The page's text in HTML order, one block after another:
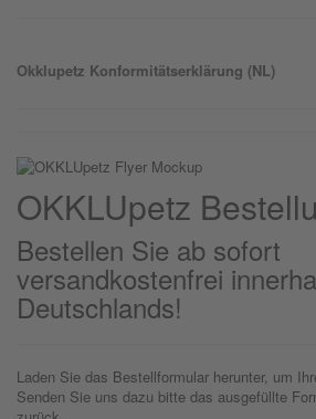
Okklupetz Konformitätserklärung (NL)
OKKLUpetz
Bestellen Sie ab sofort
versandkostenfrei
Deutschlands!
Laden Sie das Bestellformular herunter, um
Senden Sie uns dazu bitte das ausgefüllte